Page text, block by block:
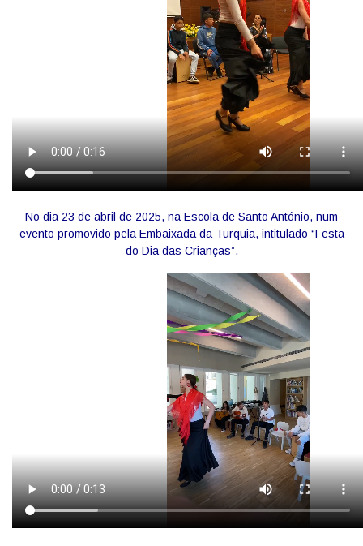
No dia 23 de abril de 2025, na Escola de Santo António, num
evento promovido pela Embaixada da Turquia, intitulado “Festa
do Dia das Crianças”.